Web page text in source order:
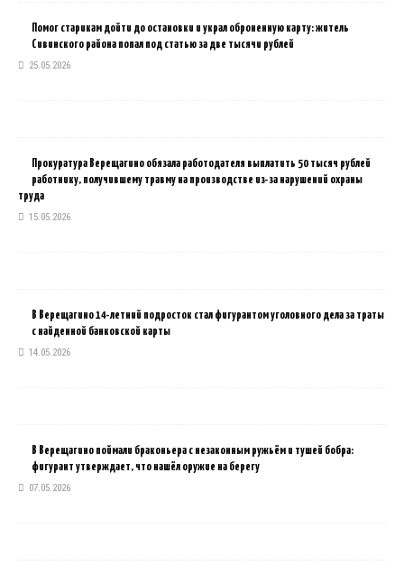
Помог старикам дойти до остановки и украл оброненную карту: житель
Сивинского района попал под статью за две тысячи рублей
25.05.2026
Прокуратура Верещагино обязала работодателя выплатить 50 тысяч рублей
работнику, получившему травму на производстве из-за нарушений охраны
труда
15.05.2026
В Верещагино 14-летний подросток стал фигурантом уголовного дела за траты
с найденной банковской карты
14.05.2026
В Верещагино поймали браконьера с незаконным ружьём и тушей бобра:
фигурант утверждает, что нашёл оружие на берегу
07.05.2026